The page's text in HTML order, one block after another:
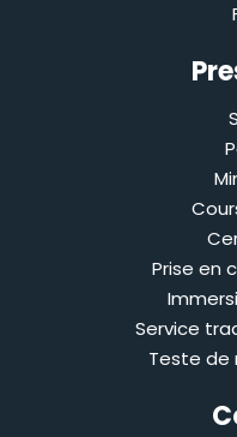
Prise en
Service
Teste de